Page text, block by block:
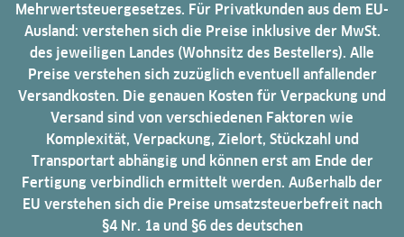
Mehrwertsteuergesetzes. Für Privatkunden aus dem EU-
Ausland: verstehen sich die Preise inklusive der MwSt.
des jeweiligen Landes (Wohnsitz des Bestellers). Alle
Preise verstehen sich zuzüglich eventuell anfallender
Versandkosten. Die genauen Kosten für Verpackung und
Versand sind von verschiedenen Faktoren wie
Komplexität, Verpackung, Zielort, Stückzahl und
Transportart abhängig und können erst am Ende der
Fertigung verbindlich ermittelt werden. Außerhalb der
EU verstehen sich die Preise umsatzsteuerbefreit nach
§4 Nr. 1a und §6 des deutschen